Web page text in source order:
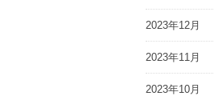
2023年12月
2023年11月
2023年10月